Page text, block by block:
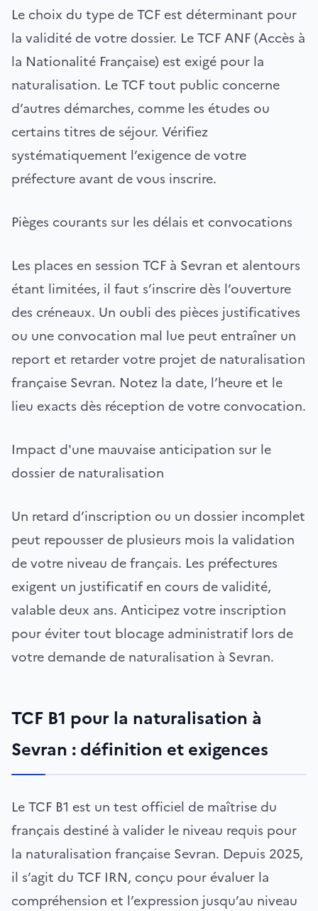
Le choix du type de TCF est déterminant pour
la validité de votre dossier. Le TCF ANF (Accès à
la Nationalité Française) est exigé pour la
naturalisation. Le TCF tout public concerne
d’autres démarches, comme les études ou
certains titres de séjour. Vérifiez
systématiquement l’exigence de votre
préfecture avant de vous inscrire.
Pièges courants sur les délais et convocations
Les places en session TCF à Sevran et alentours
étant limitées, il faut s’inscrire dès l’ouverture
des créneaux. Un oubli des pièces justificatives
ou une convocation mal lue peut entraîner un
report et retarder votre projet de naturalisation
française Sevran. Notez la date, l’heure et le
lieu exacts dès réception de votre convocation.
Impact d'une mauvaise anticipation sur le
dossier de naturalisation
Un retard d’inscription ou un dossier incomplet
peut repousser de plusieurs mois la validation
de votre niveau de français. Les préfectures
exigent un justificatif en cours de validité,
valable deux ans. Anticipez votre inscription
pour éviter tout blocage administratif lors de
votre demande de naturalisation à Sevran.
TCF B1 pour la naturalisation à
Sevran : définition et exigences
Le TCF B1 est un test officiel de maîtrise du
français destiné à valider le niveau requis pour
la naturalisation française Sevran. Depuis 2025,
il s’agit du TCF IRN, conçu pour évaluer la
compréhension et l’expression jusqu’au niveau